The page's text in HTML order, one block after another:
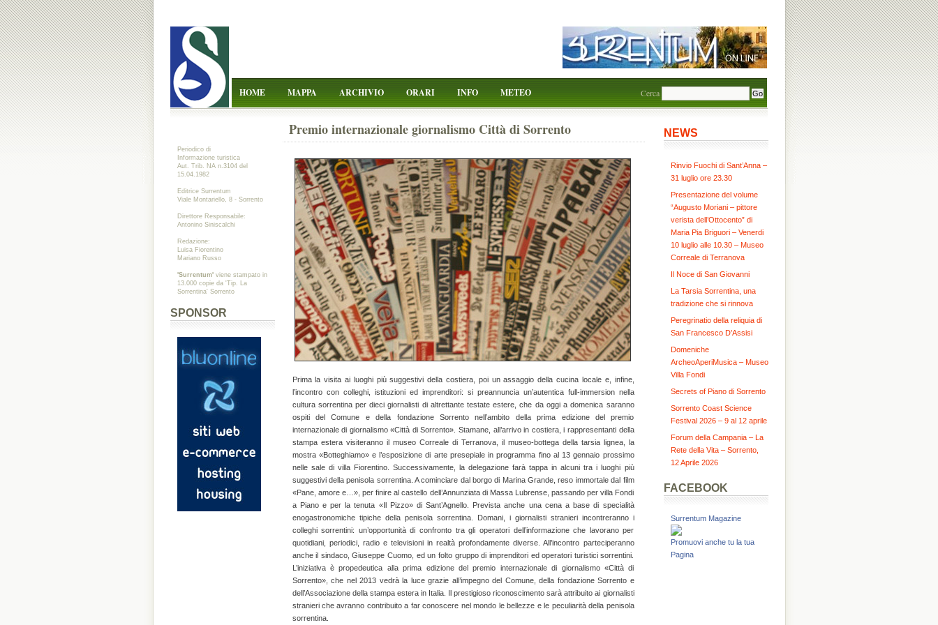
HOME MAPPA ARCHIVIO ORARI INFO METEO Cerca
Periodico di
Informazione turistica
Aut. Trib. NA n.3104 del
15.04.1982
Editrice Surrentum
Viale Montariello, 8 - Sorrento
Direttore Responsabile:
Antonino Siniscalchi
Redazione:
Luisa Fiorentino
Mariano Russo
'Surrentum'viene stampato in
13.000 copie da 'Tip. La
Sorrentina' Sorrento
SPONSOR
Premio internazionale giornalismo Città di Sorrento
Prima la visita ai luoghi più suggestivi della costiera, poi un assaggio della cucina locale e, infine,
l’incontro con colleghi, istituzioni ed imprenditori: si preannuncia un’autentica full-immersion nella
cultura sorrentina per dieci giornalisti di altrettante testate estere, che da oggi a domenica saranno
ospiti del Comune e della fondazione Sorrento nell’ambito della prima edizione del premio
internazionale di giornalismo «Città di Sorrento». Stamane, all’arrivo in costiera, i rappresentanti della
stampa estera visiteranno il museo Correale di Terranova, il museo-bottega della tarsia lignea, la
mostra «Botteghiamo» e l’esposizione di arte presepiale in programma fino al 13 gennaio prossimo
nelle sale di villa Fiorentino. Successivamente, la delegazione farà tappa in alcuni tra i luoghi più
suggestivi della penisola sorrentina. A cominciare dal borgo di Marina Grande, reso immortale dal film
«Pane, amore e…», per finire al castello dell’Annunziata di Massa Lubrense, passando per villa Fondi
a Piano e per la tenuta «Il Pizzo» di Sant’Agnello. Prevista anche una cena a base di specialità
enogastronomiche tipiche della penisola sorrentina. Domani, i giornalisti stranieri incontreranno i
colleghi sorrentini: un’opportunità di confronto tra gli operatori dell’informazione che lavorano per
quotidiani, periodici, radio e televisioni in realtà profondamente diverse. All’incontro parteciperanno
anche il sindaco, Giuseppe Cuomo, ed un folto gruppo di imprenditori ed operatori turistici sorrentini.
L’iniziativa è propedeutica alla prima edizione del premio internazionale di giornalismo «Città di
Sorrento», che nel 2013 vedrà la luce grazie all’impegno del Comune, della fondazione Sorrento e
dell’Associazione della stampa estera in Italia. Il prestigioso riconoscimento sarà attribuito ai giornalisti
stranieri che avranno contribuito a far conoscere nel mondo le bellezze e le peculiarità della penisola
sorrentina.
NEWS
Rinvio Fuochi di Sant’Anna –
31 luglio ore 23.30
Presentazione del volume
“Augusto Moriani – pittore
verista dell’Ottocento” di
Maria Pia Briguori – Venerdi
10 luglio alle 10.30 – Museo
Correale di Terranova
Il Noce di San Giovanni
La Tarsia Sorrentina, una
tradizione che si rinnova
Peregrinatio della reliquia di
San Francesco D’Assisi
Domeniche
ArcheoAperiMusica – Museo
Villa Fondi
Secrets of Piano di Sorrento
Sorrento Coast Science
Festival 2026 – 9 al 12 aprile
Forum della Campania – La
Rete della Vita – Sorrento,
12 Aprile 2026
FACEBOOK
Surrentum Magazine
Promuovi anche tu la tua
Pagina